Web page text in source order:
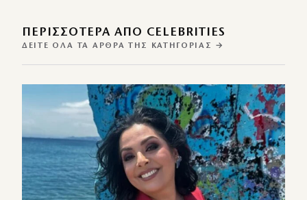
ΠΕΡΙΣΣΌΤΕΡΑ ΑΠΌ CELEBRITIES
ΔΕΊΤΕ ΌΛΑ ΤΑ ΆΡΘΡΑ ΤΗΣ ΚΑΤΗΓΟΡΊΑΣ →